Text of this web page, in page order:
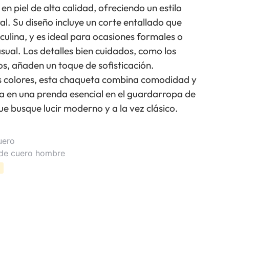
piel de alta calidad, ofreciendo un estilo
Su diseño incluye un corte entallado que
y es ideal para ocasiones formales o
Los detalles bien cuidados, como los
añaden un toque de sofisticación.
colores, esta chaqueta combina comodidad y
en una prenda esencial en el guardarropa de
busque lucir moderno y a la vez clásico.
cuero hombre